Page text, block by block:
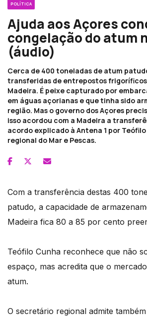
POLÍTICA
Ajuda aos Açores
congelação do atum
(áudio)
Cerca de 400 toneladas de atum
transferidas de entrepostos frigoríficos
Madeira. É peixe capturado por
em águas açorianas e que tinha sido
região. Mas o governo dos Açores
isso acordou com a Madeira a
acordo explicado à Antena 1 por
regional do Mar e Pescas.
Com a transferência destas 400
patudo, a capacidade de
Madeira fica 80 a 85 por cento
Teófilo Cunha reconhece que não
espaço, mas acredita que o
atum.
O secretário regional admite